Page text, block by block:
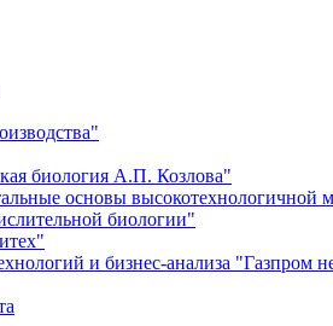
биология А.П. Козлова"
основы высокотехнологичной
биологии"
и бизнес-анализа "Газпром